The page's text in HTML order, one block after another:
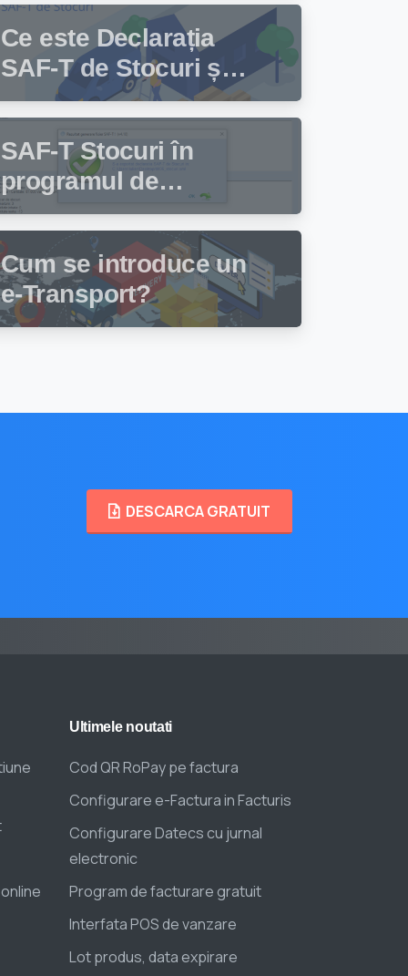
facturare Facturis
Ce este Declarația
SAF-T de Stocuri și
cine trebuie să
depună această
declarație?
SAF-T Stocuri în
programul de
facturare și gestiune
stocuri Facturis
Cum se introduce un
e-Transport?
DESCARCA GRATUIT
Ultimele noutati
Cod QR RoPay pe factura
Configurare e-Factura in Facturis
Configurare Datecs cu jurnal
electronic
Program de facturare gratuit
Interfata POS de vanzare
Lot produs, data expirare